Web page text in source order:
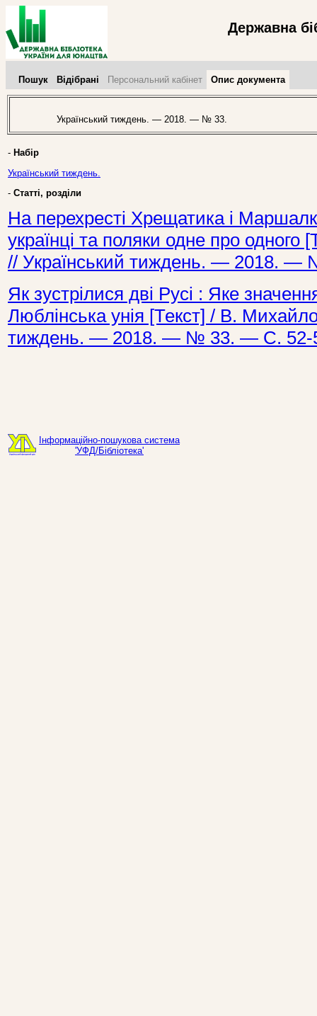
Державна
Пошук Відібрані Персональний кабінет Опис документа
Український тиждень. — 2018. — № 33.
- Набір
Український тиждень.
- Статті, розділи
На перехресті Хрещатика і
українці та поляки одне про одного
// Український тиждень. — 2018.
Як зустрілися дві Русі : Яке
Люблінська унія [Текст] / В.
тиждень. — 2018. — № 33. — С. 52-
Інформаційно-пошукова система
'УФД/Бібліотека'